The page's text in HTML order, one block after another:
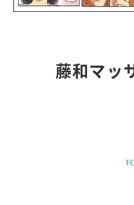
藤和マッ